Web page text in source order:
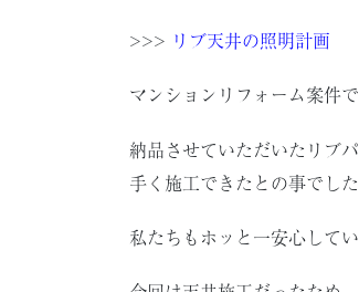
>>> リブ天井の照明計画
マンションリフォーム案件
納品させていただいたリブ
手く施工できたとの事でした
私たちもホッと一安心してい